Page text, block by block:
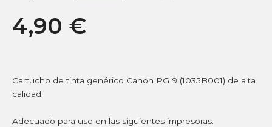
4,90 €
Cartucho de tinta genérico Canon PGI9 (1035B001) de alta
calidad.
Adecuado para uso en las siguientes impresoras: